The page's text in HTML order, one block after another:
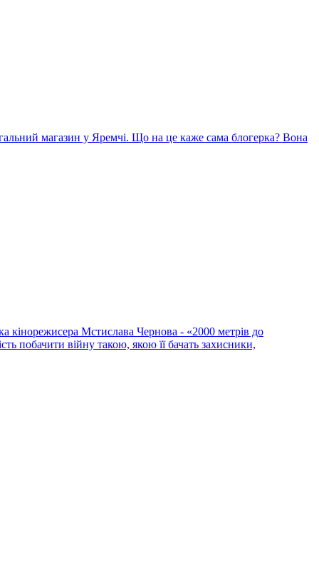
магазин у Яремчі. Що на це каже сама блогерка? Вона
кінорежисера Мстислава Чернова - «2000 метрів до
побачити війну такою, якою її бачать захисники,